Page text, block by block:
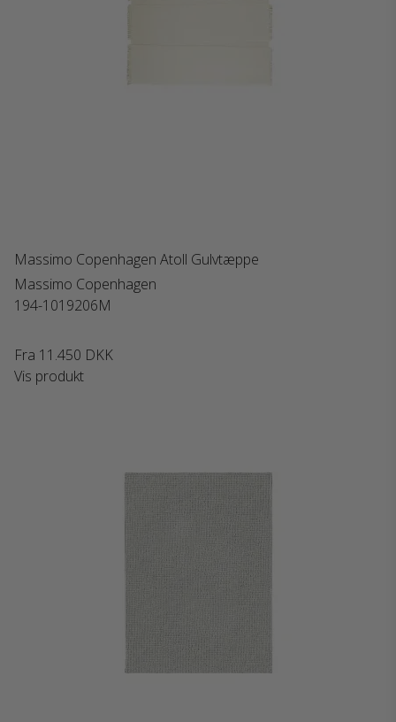
Massimo Copenhagen Atoll Gulvtæppe
Massimo Copenhagen
194-1019206M
Fra 11.450 DKK
Vis produkt